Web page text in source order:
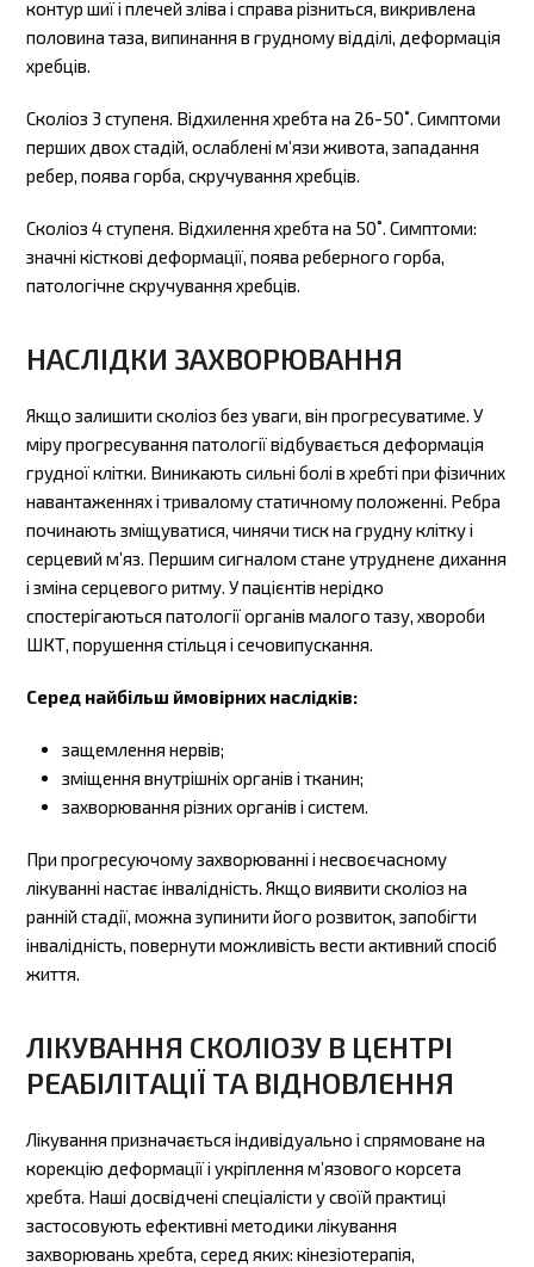
контур шиї і плечей зліва і справа різниться, викривлена ​​
половина таза, випинання в грудному відділі, деформація
хребців.
Сколіоз 3 ступеня. Відхилення хребта на 26-50˚. Симптоми
перших двох стадій, ослаблені м’язи живота, западання
ребер, поява горба, скручування хребців.
Сколіоз 4 ступеня. Відхилення хребта на 50˚. Симптоми:
значні кісткові деформації, поява реберного горба,
патологічне скручування хребців.
НАСЛІДКИ ЗАХВОРЮВАННЯ
Якщо залишити сколіоз без уваги, він прогресуватиме. У
міру прогресування патології відбувається деформація
грудної клітки. Виникають сильні болі в хребті при фізичних
навантаженнях і тривалому статичному положенні. Ребра
починають зміщуватися, чинячи тиск на грудну клітку і
серцевий м’яз. Першим сигналом стане утруднене дихання
і зміна серцевого ритму. У пацієнтів нерідко
спостерігаються патології органів малого тазу, хвороби
ШКТ, порушення стільця і ​​сечовипускання.
Серед найбільш ймовірних наслідків:
защемлення нервів;
зміщення внутрішніх органів і тканин;
захворювання різних органів і систем.
При прогресуючому захворюванні і несвоєчасному
лікуванні настає інвалідність. Якщо виявити сколіоз на
ранній стадії, можна зупинити його розвиток, запобігти
інвалідність, повернути можливість вести активний спосіб
життя.
ЛІКУВАННЯ СКОЛІОЗУ В ЦЕНТРІ
РЕАБІЛІТАЦІЇ ТА ВІДНОВЛЕННЯ
Лікування призначається індивідуально і спрямоване на
корекцію деформації і укріплення м’язового корсета
хребта. Наші досвідчені спеціалісти у своїй практиці
застосовують ефективні методики лікування
захворювань хребта, серед яких: кінезіотерапія,